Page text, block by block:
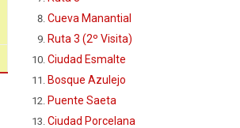
Cueva Manantial
Ruta 3 (2º Visita)
Ciudad Esmalte
Bosque Azulejo
Puente Saeta
Ciudad Porcelana